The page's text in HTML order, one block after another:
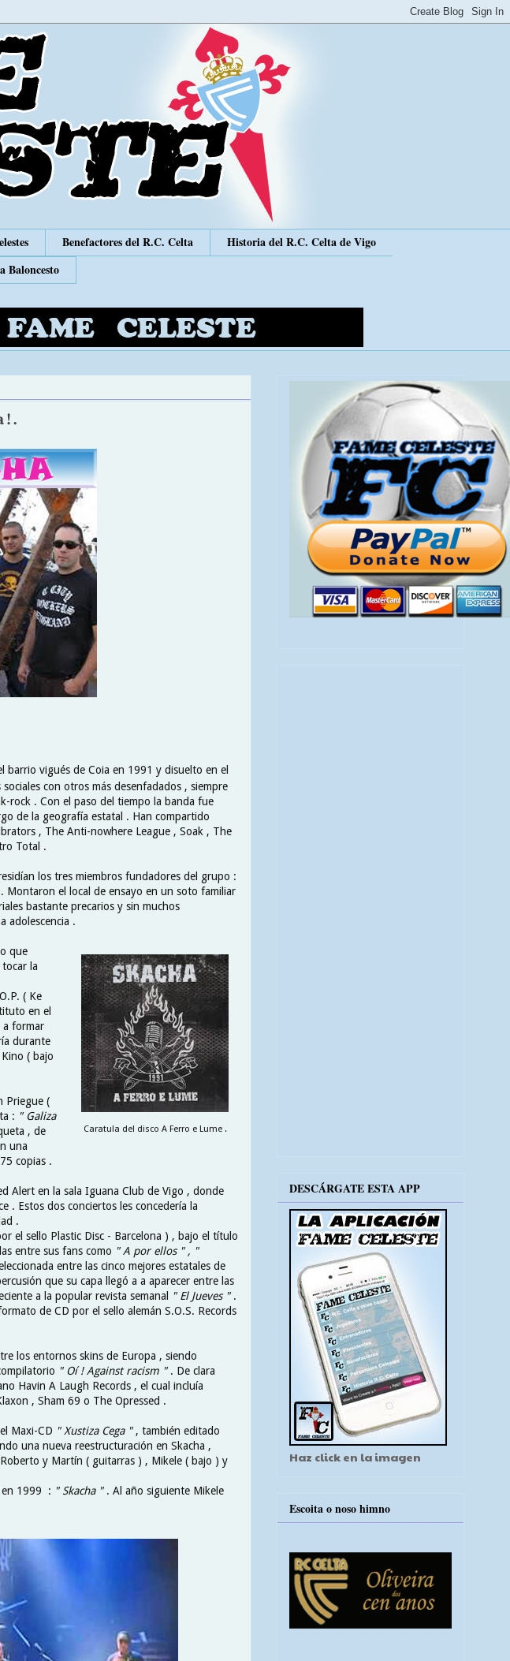
Benefactores del R.C. Celta
Historia del R.C. Celta de Vigo
Baloncesto
! .
barrio vigués de Coia en 1991 y disuelto en el
con otros más desenfadados , siempre
rock . Con el paso del tiempo la banda fue
de la geografía estatal . Han compartido
, The Anti-nowhere League , Soak , The
Total .
los tres miembros fundadores del grupo :
el local de ensayo en un soto familiar
bastante precarios y sin muchos
adolescencia .
Caratula del disco A Ferro e Lume .
que
la
( Ke
en el
a formar
durante
( bajo
Priegue (
: " Galiza
, de
una
copias .
Alert en la sala Iguana Club de Vigo , donde
. Estos dos conciertos les concedería la
.
el sello Plastic Disc - Barcelona ) , bajo el título
entre sus fans como " A por ellos " , "
entre las cinco mejores estatales de
que su capa llegó a a aparecer entre las
a la popular revista semanal " El Jueves ".
de CD por el sello alemán S.O.S. Records
los entornos skins de Europa , siendo
" Oí ! Against racism ". De clara
Havin A Laugh Records , el cual incluía
, Sham 69 o The Opressed .
Maxi-CD " Xustiza Cega ", también editado
una nueva reestructuración en Skacha ,
y Martín ( guitarras ) , Mikele ( bajo ) y
en 1999 : " Skacha ". Al año siguiente Mikele
DESCÁRGATE ESTA APP
Haz click en la imagen
Escoita o noso himno